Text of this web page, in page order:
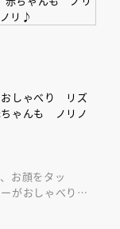
しゃべり リズ
ゃんも ノリノ
お顔をタッ
がおしゃべりし
キーのリズムあ